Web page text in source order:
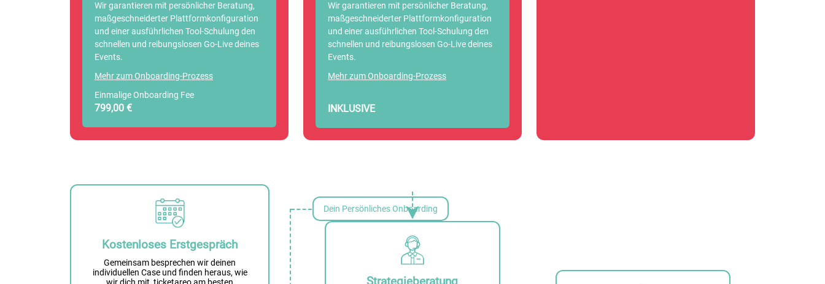
Wir garantieren mit persönlicher Beratung,
maßgeschneiderter Plattformkonfiguration
und einer ausführlichen Tool-Schulung den
schnellen und reibungslosen Go-Live deines
Events.
Mehr zum Onboarding-Prozess
Einmalige Onboarding Fee
799,00 €
Wir garantieren mit persönlicher Beratung,
maßgeschneiderter Plattformkonfiguration
und einer ausführlichen Tool-Schulung den
schnellen und reibungslosen Go-Live deines
Events.
Mehr zum Onboarding-Prozess
INKLUSIVE
Kostenloses Erstgespräch
Gemeinsam besprechen wir deinen
individuellen Case und finden heraus, wie
Dein Persönliches Onboarding